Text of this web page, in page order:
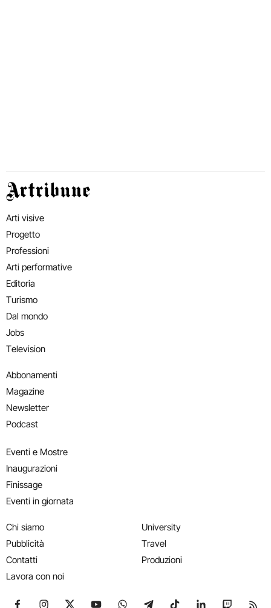
Artribune
Arti visive
Progetto
Professioni
Arti performative
Editoria
Turismo
Dal mondo
Jobs
Television
Abbonamenti
Magazine
Newsletter
Podcast
Eventi e Mostre
Inaugurazioni
Finissage
Eventi in giornata
Chi siamo
Pubblicità
Contatti
Lavora con noi
University
Travel
Produzioni
Seguici su Facebook
Seguici su Instagram
Seguici su X
Seguici su YouTube
Seguici su WhatsApp
Seguici su Telegram
Seguici su TikTok
Seguici su
Seguici